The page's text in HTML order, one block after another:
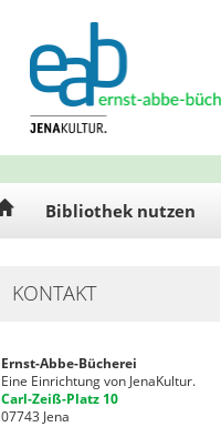
Bibliothek nutzen
KONTAKT
Ernst-Abbe-Bücherei
Eine Einrichtung von JenaKultur.
Carl-Zeiß-Platz 10
07743 Jena